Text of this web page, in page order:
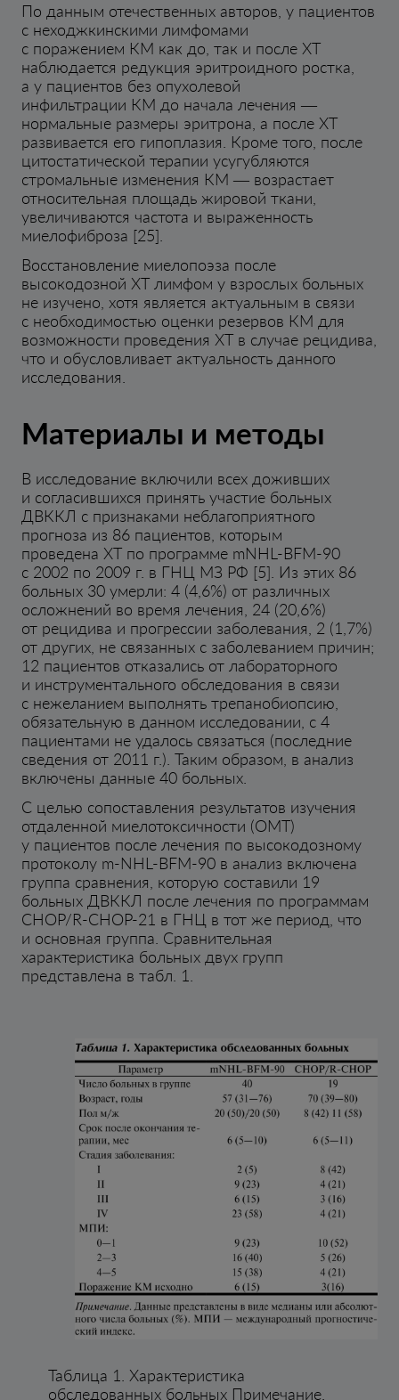
По данным отечественных авторов, у пациентов
с неходжкинскими лимфомами
с поражением КМ как до, так и после ХТ
наблюдается редукция эритроидного ростка,
а у пациентов без опухолевой
инфильтрации КМ до начала лечения —
нормальные размеры эритрона, а после ХТ
развивается его гипоплазия. Кроме того, после
цитостатической терапии усугубляются
стромальные изменения КМ — возрастает
относительная площадь жировой ткани,
увеличиваются частота и выраженность
миелофиброза [25].
Восстановление миелопоэза после
высокодозной ХТ лимфом у взрослых больных
не изучено, хотя является актуальным в связи
с необходимостью оценки резервов КМ для
возможности проведения ХТ в случае рецидива,
что и обусловливает актуальность данного
исследования.
Материалы и методы
В исследование включили всех доживших
и согласившихся принять участие больных
ДВККЛ с признаками неблагоприятного
прогноза из 86 пациентов, которым
проведена ХТ по программе mNHL-BFM-90
с 2002 по 2009 г. в ГНЦ МЗ РФ [5]. Из этих 86
больных 30 умерли: 4 (4,6%) от различных
осложнений во время лечения, 24 (20,6%)
от рецидива и прогрессии заболевания, 2 (1,7%)
от других, не связанных с заболеванием причин;
12 пациентов отказались от лабораторного
и инструментального обследования в связи
с нежеланием выполнять трепанобиопсию,
обязательную в данном исследовании, с 4
пациентами не удалось связаться (последние
сведения от 2011 г.). Таким образом, в анализ
включены данные 40 больных.
С целью сопоставления результатов изучения
отдаленной миелотоксичности (ОМТ)
у пациентов после лечения по высокодозному
протоколу m-NHL-BFM-90 в анализ включена
группа сравнения, которую составили 19
больных ДВККЛ после лечения по программам
СНОР/R-СНОР-21 в ГНЦ в тот же период, что
и основная группа. Сравнительная
характеристика больных двух групп
представлена в табл. 1.
Таблица 1. Характеристика
обследованных больных Примечание.